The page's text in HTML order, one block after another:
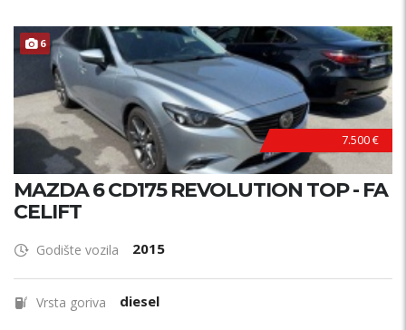
6
7.500 €
MAZDA 6 CD175 REVOLUTION TOP - FA
CELIFT
Godište vozila 2015
Vrsta goriva diesel